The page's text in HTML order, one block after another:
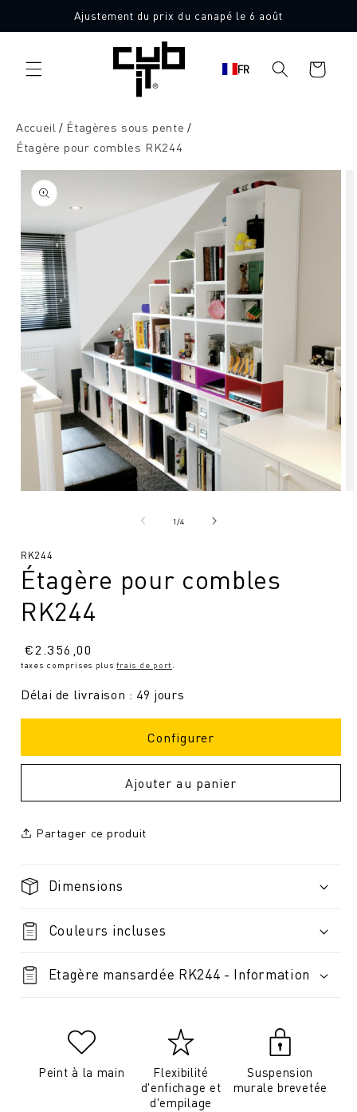
directement
au contenu
Ajustement du prix du canapé le 6 août
FR
Panier
d'achat
Accueil
Étagères sous pente
Étagère pour combles RK244
l'information
sur le
produit
modal
1/de4
SKU
RK244
Étagère pour combles
RK244
Prix
normal
€2.356,00
taxes comprises plusfrais de port
Délai de livraison : 49 jours
Configurer
Ajouter au panier
Partager ce produit
Dimensions
Couleurs incluses
Etagère mansardée RK244 - Information
Peint à la main
Flexibilité
d'enfichage et
d'empilage
Suspension
murale brevetée